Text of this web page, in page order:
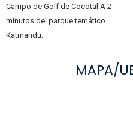
Campo de Golf de Cocotal A 2
minutos del parque temático
Katmandu.
MAPA/